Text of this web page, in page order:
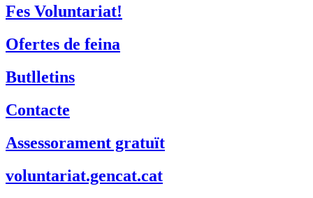
Fes Voluntariat!
Ofertes de feina
Butlletins
Contacte
Assessorament gratuït
voluntariat.gencat.cat